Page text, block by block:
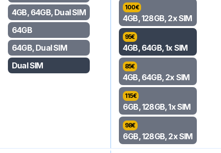
4GB, 64GB, Dual SIM
64GB
64GB, Dual SIM
Dual SIM
100€
4GB, 128GB, 2x SIM
95€
4GB, 64GB, 1x SIM
85€
4GB, 64GB, 2x SIM
115€
6GB, 128GB, 1x SIM
98€
6GB, 128GB, 2x SIM